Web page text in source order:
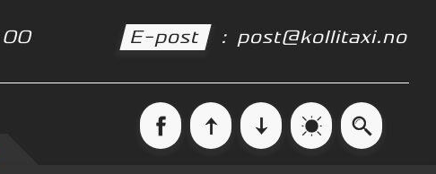
00 E-post : post@kollitaxi.no